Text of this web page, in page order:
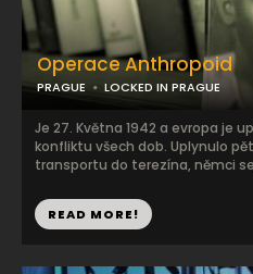
Operace Anthropoid
PRAGUE LOCKED IN PRAGUE
Je 27. Května 1942 a evropa je
konfliktu všech dob. Uplynulo
transportu do terezína, němci
READ MORE!